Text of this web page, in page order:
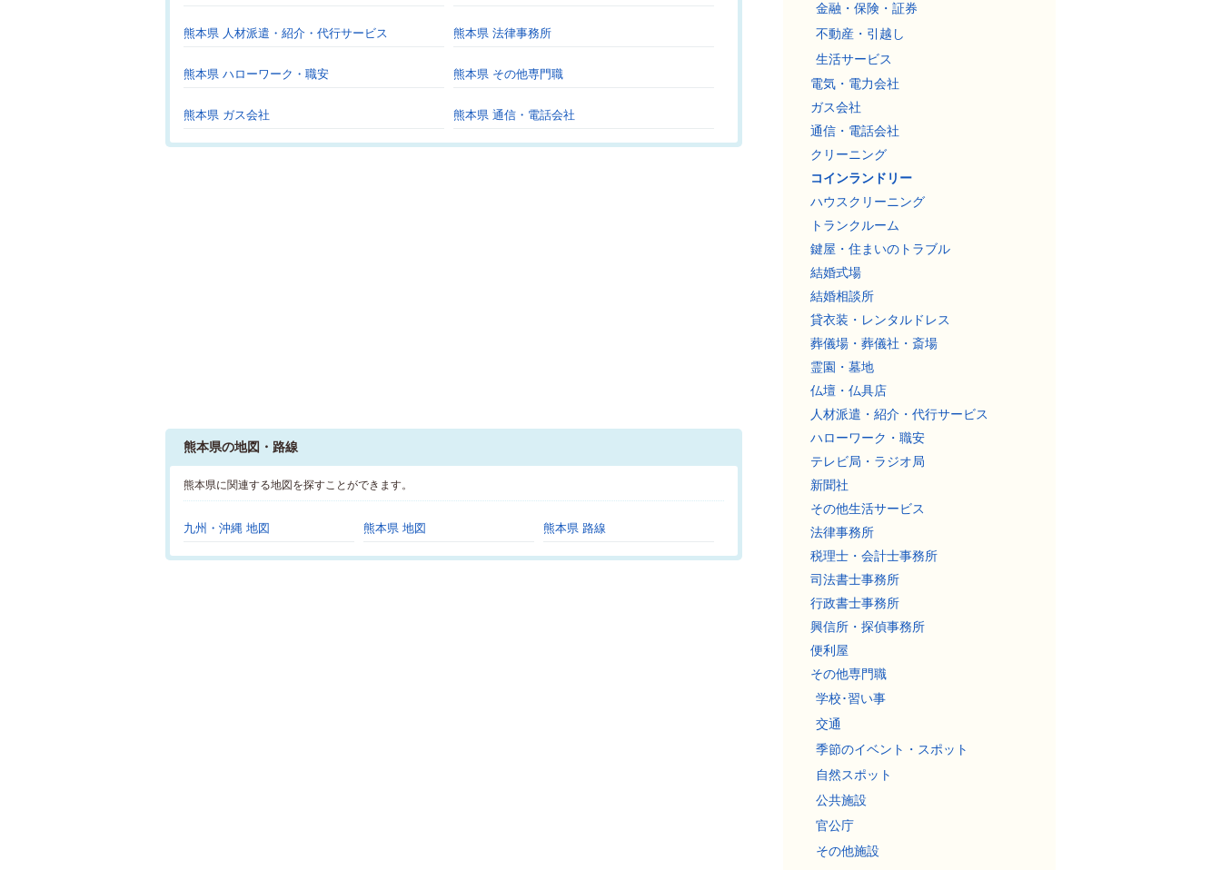
熊本県 人材派遣・紹介・代行サービス 熊本県 法律事務所
熊本県 ハローワーク・職安 熊本県 その他専門職
熊本県 ガス会社 熊本県 通信・電話会社
熊本県の地図・路線
熊本県に関連する地図を探すことができます。
九州・沖縄 地図 熊本県 地図 熊本県 路線
金融・保険・証券
不動産・引越し
生活サービス
電気・電力会社
ガス会社
通信・電話会社
クリーニング
コインランドリー
ハウスクリーニング
トランクルーム
鍵屋・住まいのトラブル
結婚式場
結婚相談所
貸衣装・レンタルドレス
葬儀場・葬儀社・斎場
霊園・墓地
仏壇・仏具店
人材派遣・紹介・代行サービス
ハローワーク・職安
テレビ局・ラジオ局
新聞社
その他生活サービス
法律事務所
税理士・会計士事務所
司法書士事務所
行政書士事務所
興信所・探偵事務所
便利屋
その他専門職
学校･習い事
交通
季節のイベント・スポット
自然スポット
公共施設
官公庁
その他施設